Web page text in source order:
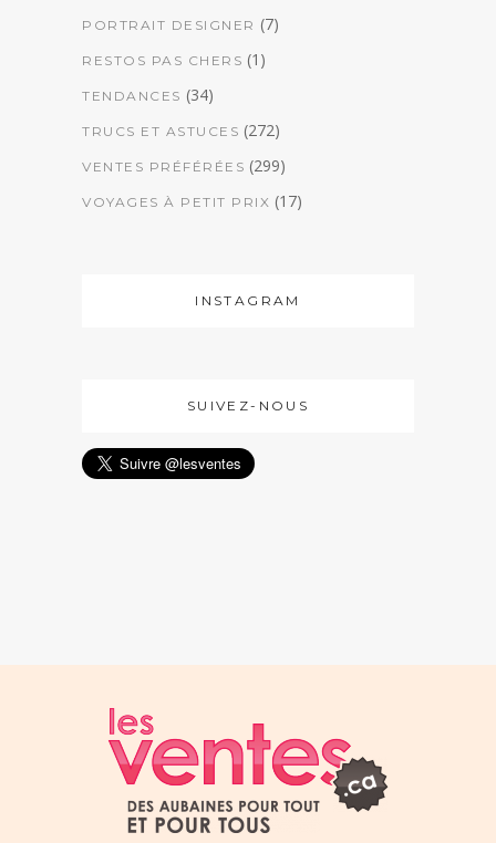
PORTRAIT DESIGNER (7)
RESTOS PAS CHERS (1)
TENDANCES (34)
TRUCS ET ASTUCES (272)
VENTES PRÉFÉRÉES (299)
VOYAGES À PETIT PRIX (17)
INSTAGRAM
SUIVEZ-NOUS